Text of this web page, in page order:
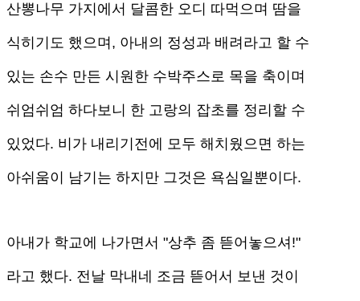
산뽕나무 가지에서 달콤한 오디 따먹으며 땀을
식히기도 했으며, 아내의 정성과 배려라고 할 수
있는 손수 만든 시원한 수박주스로 목을 축이며
쉬엄쉬엄 하다보니 한 고랑의 잡초를 정리할 수
있었다. 비가 내리기전에 모두 해치웠으면 하는
아쉬움이 남기는 하지만 그것은 욕심일뿐이다.
아내가 학교에 나가면서 "상추 좀 뜯어놓으셔!"
라고 했다. 전날 막내네 조금 뜯어서 보낸 것이